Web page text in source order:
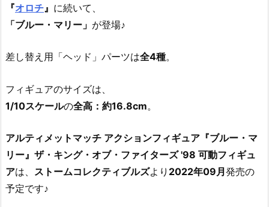
『オロチ 』 に続いて、
「ブルー・マリー」 が登場♪
差し替え用「ヘッド」パーツは全4種。
フィギュアのサイズは、
1/10スケールの全高：約16.8cm。
アルティメットマッチ アクションフィギュア『ブルー・マ
リー』ザ・キング・オブ・ファイターズ '98 可動フィギュ
アは、 ストームコレクティブルズより 2022年09月 発売の
予定です♪